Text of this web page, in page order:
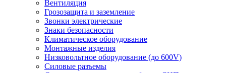
Вентиляция
Грозозащита и заземление
Звонки электрические
Знаки безопасности
Климатическое оборудование
Монтажные изделия
Низковольтное оборудование (до 600V)
Силовые разъемы